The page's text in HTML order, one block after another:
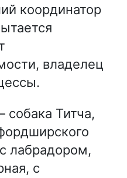
координатор
владелец
собака Титча,
лабрадором,
с